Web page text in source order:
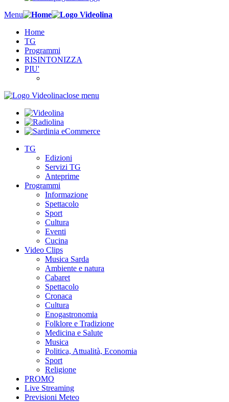
Menu
Home
TG
Programmi
RISINTONIZZA
PIU'
close menu
TG
Edizioni
Servizi TG
Anteprime
Programmi
Informazione
Spettacolo
Sport
Cultura
Eventi
Cucina
Video Clips
Musica Sarda
Ambiente e natura
Cabaret
Spettacolo
Cronaca
Cultura
Enogastronomia
Folklore e Tradizione
Medicina e Salute
Musica
Politica, Attualità, Economia
Sport
Religione
PROMO
Live Streaming
Previsioni Meteo